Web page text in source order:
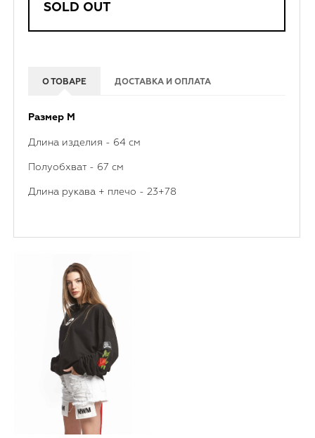
SOLD OUT
О ТОВАРЕ ДОСТАВКА И ОПЛАТА
Размер М
Длина изделия - 64 см
Полуобхват - 67 см
Длина рукава + плечо - 23+78